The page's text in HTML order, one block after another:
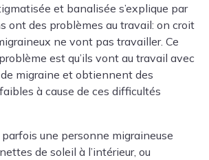
et banalisée s’explique par
ont des problèmes au travail: on croit
ne vont pas travailler. Ce
est qu’ils vont au travail avec
migraine et obtiennent des
à cause de ces difficultés
une personne migraineuse
de soleil à l’intérieur, ou